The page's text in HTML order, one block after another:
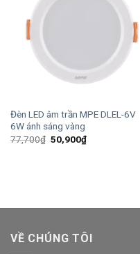
Đèn LED âm trần MPE DLEL-6V
6W ánh sáng vàng
77,700₫ Giá
gốc
50,900₫Giá
hiện
VỀ CHÚNG TÔI